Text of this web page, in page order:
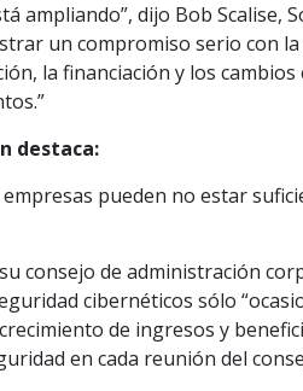
ampliando”, dijo Bob Scalise,
un compromiso serio con
la financiación y los
destaca:
pueden no estar
consejo de administración
cibernéticos sólo
de ingresos y
en cada reunión del